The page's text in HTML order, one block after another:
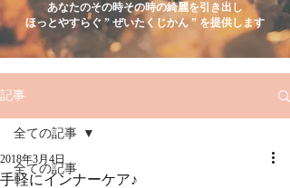
あなたのその時その時の綺麗を引き出し
ほっとやすらぐ ” ぜいたくじかん ” を提供します
記事
全ての記事
全ての記事
手軽にインナーケア♪
2018年3月4日